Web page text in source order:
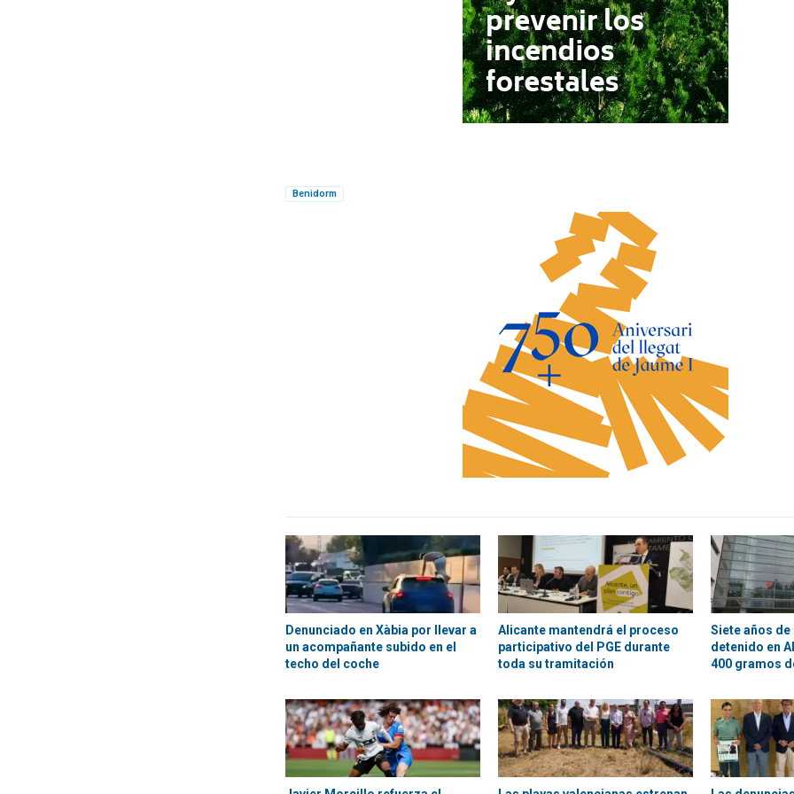
Benidorm
Denunciado en Xàbia por llevar a
un acompañante subido en el
techo del coche
Alicante mantendrá el proceso
participativo del PGE durante
toda su tramitación
Siete años
detenido en
400 gramos